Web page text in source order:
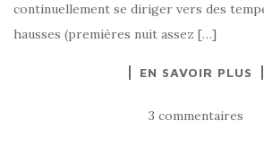
continuellement se diriger vers des
hausses (premières nuit assez […]
EN SAVOIR PLUS
3 commentaires